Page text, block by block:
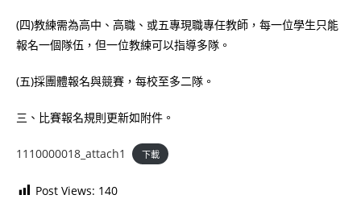
(四)教練需為高中、高職、或五專現職專任教師，每一位學生只能
報名一個隊伍，但一位教練可以指導多隊。
(五)採團體報名與競賽，每校至多二隊。
三、比賽報名規則更新如附件。
1110000018_attach1 下載
Post Views: 140